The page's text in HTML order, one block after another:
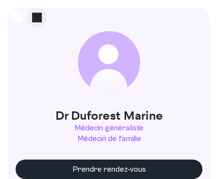
D
Dr Duforest Marine
Médecin généraliste
Médecin de famille
Prendre rendez-vous